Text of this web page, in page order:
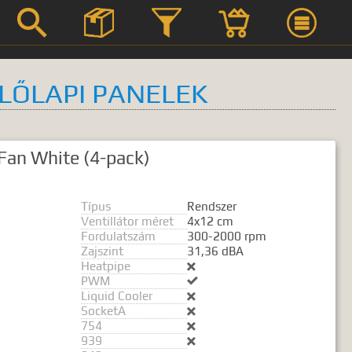
Szerviz
PANELEK
White (4-pack)
Típus
Rendszer
Ventillátor méret
4x12 cm
Fordulatszám
300-2000 rpm
Zajszint
31,36 dBA
Heatpipe

PWM 
Liquid Cooler 
SocketA 
754 
939 